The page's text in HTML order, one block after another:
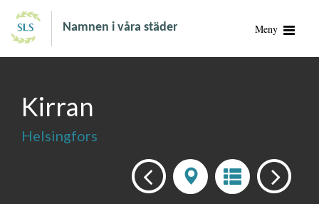
Namnen i våra städer Meny
Kirran
Helsingfors